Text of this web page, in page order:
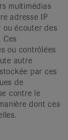
multimédias
adresse IP
ou écouter des
Ces
ou contrôlées
autre
par ces
de
contre le
dont ces